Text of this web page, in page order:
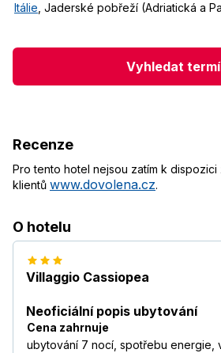
Itálie Jaderské pobřeží (Adriatická a
Vyhledat
Recenze
Pro tento hotel nejsou zatím k
klientů www.dovolena.cz.
O hotelu
Villaggio Cassiopea
Neoficiální popis ubytování
Cena zahrnuje
ubytování 7 nocí, spotřebu energie,